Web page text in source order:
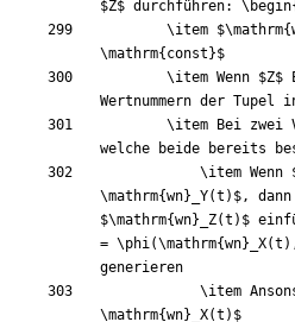
$Z$ durchführen: \begin
\item $\mathrm{
\mathrm{ const }$
\item Wenn $Z$
Wertnummern der Tupel
\item Bei zwei
welche beide bereits
\item Wenn
\mathrm{wn} Y(t ) $, dann
$\mathrm{wn} Z(t ) $
= \phi(\mathrm{wn} X(t )
\item
\mathrm{wn} X(t ) $